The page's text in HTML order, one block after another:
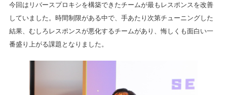
今回はリバースプロキシを構築できたチームが最もレスポンスを改善
していました。時間制限がある中で、手あたり次第チューニングした
結果、むしろレスポンスが悪化するチームがあり、悔しくも面白い一
番盛り上がる課題となりました。